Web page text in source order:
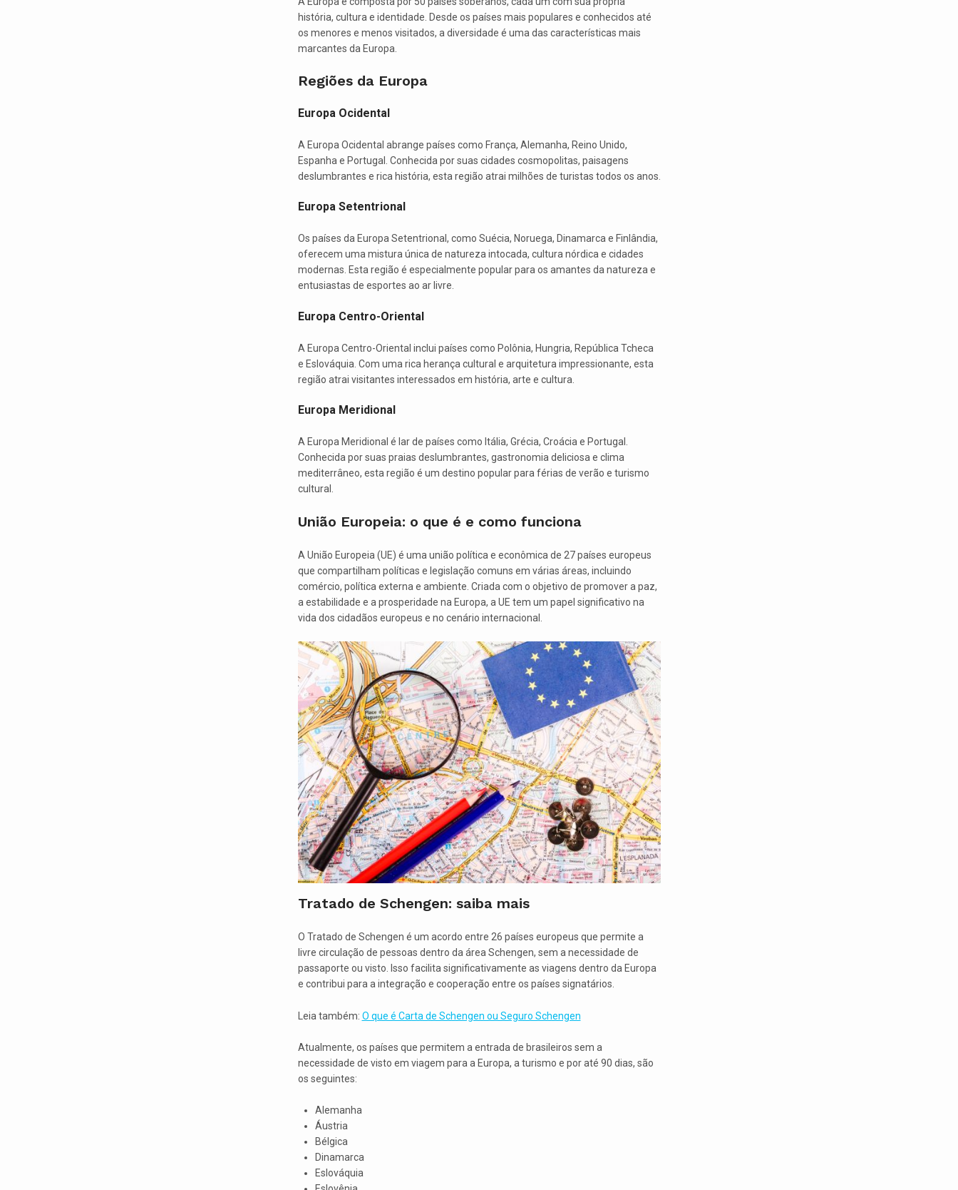
história, cultura e identidade. Desde os países mais populares e conhecidos até
os menores e menos visitados, a diversidade é uma das características mais
marcantes da Europa.
Regiões da Europa
Europa Ocidental
A Europa Ocidental abrange países como França, Alemanha, Reino Unido,
Espanha e Portugal. Conhecida por suas cidades cosmopolitas, paisagens
deslumbrantes e rica história, esta região atrai milhões de turistas todos os anos.
Europa Setentrional
Os países da Europa Setentrional, como Suécia, Noruega, Dinamarca e Finlândia,
oferecem uma mistura única de natureza intocada, cultura nórdica e cidades
modernas. Esta região é especialmente popular para os amantes da natureza e
entusiastas de esportes ao ar livre.
Europa Centro-Oriental
A Europa Centro-Oriental inclui países como Polônia, Hungria, República Tcheca
e Eslováquia. Com uma rica herança cultural e arquitetura impressionante, esta
região atrai visitantes interessados em história, arte e cultura.
Europa Meridional
A Europa Meridional é lar de países como Itália, Grécia, Croácia e Portugal.
Conhecida por suas praias deslumbrantes, gastronomia deliciosa e clima
mediterrâneo, esta região é um destino popular para férias de verão e turismo
cultural.
União Europeia: o que é e como funciona
A União Europeia (UE) é uma união política e econômica de 27 países europeus
que compartilham políticas e legislação comuns em várias áreas, incluindo
comércio, política externa e ambiente. Criada com o objetivo de promover a paz,
a estabilidade e a prosperidade na Europa, a UE tem um papel significativo na
vida dos cidadãos europeus e no cenário internacional.
Tratado de Schengen: saiba mais
O Tratado de Schengen é um acordo entre 26 países europeus que permite a
livre circulação de pessoas dentro da área Schengen, sem a necessidade de
passaporte ou visto. Isso facilita significativamente as viagens dentro da Europa
e contribui para a integração e cooperação entre os países signatários.
Leia também: O que é Carta de Schengen ou Seguro Schengen
Atualmente, os países que permitem a entrada de brasileiros sem a
necessidade de visto em viagem para a Europa, a turismo e por até 90 dias, são
os seguintes:
Alemanha
Áustria
Bélgica
Dinamarca
Eslováquia